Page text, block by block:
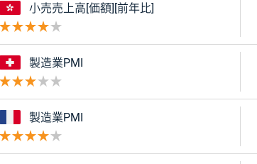
香港
小売売上高[価額][前年比]
スイス
製造業PMI
フランス
製造業PMI